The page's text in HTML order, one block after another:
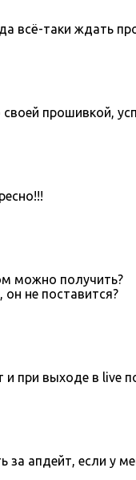
всё-таки ждать
прошивкой,
можно получить?
не поставится?
при выходе в live
апдейт, если у